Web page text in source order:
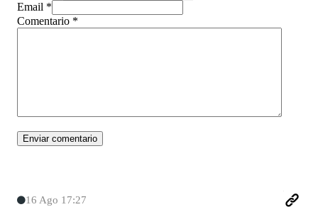
Email *
Comentario *
16 Ago 17:27